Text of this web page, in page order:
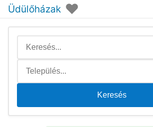
Üdülőházak ♥
Keresés